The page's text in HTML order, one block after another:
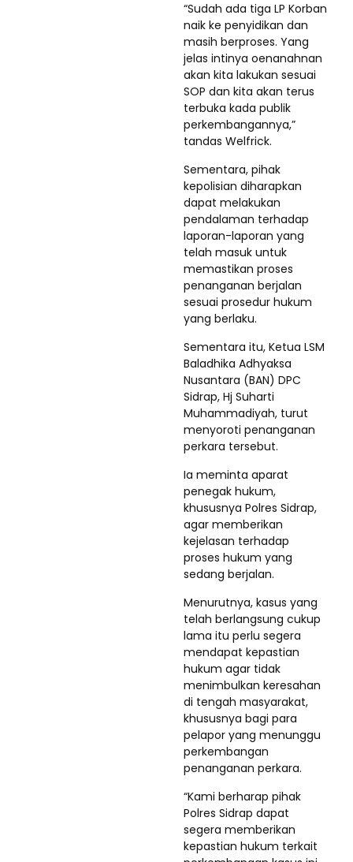
“Sudah ada tiga LP Korban
naik ke penyidikan dan
masih berproses. Yang
jelas intinya oenanahnan
akan kita lakukan sesuai
SOP dan kita akan terus
terbuka kada publik
perkembangannya,”
tandas Welfrick.
Sementara, pihak
kepolisian diharapkan
dapat melakukan
pendalaman terhadap
laporan-laporan yang
telah masuk untuk
memastikan proses
penanganan berjalan
sesuai prosedur hukum
yang berlaku.
Sementara itu, Ketua LSM
Baladhika Adhyaksa
Nusantara (BAN) DPC
Sidrap, Hj Suharti
Muhammadiyah, turut
menyoroti penanganan
perkara tersebut.
Ia meminta aparat
penegak hukum,
khususnya Polres Sidrap,
agar memberikan
kejelasan terhadap
proses hukum yang
sedang berjalan.
Menurutnya, kasus yang
telah berlangsung cukup
lama itu perlu segera
mendapat kepastian
hukum agar tidak
menimbulkan keresahan
di tengah masyarakat,
khususnya bagi para
pelapor yang menunggu
perkembangan
penanganan perkara.
“Kami berharap pihak
Polres Sidrap dapat
segera memberikan
kepastian hukum terkait